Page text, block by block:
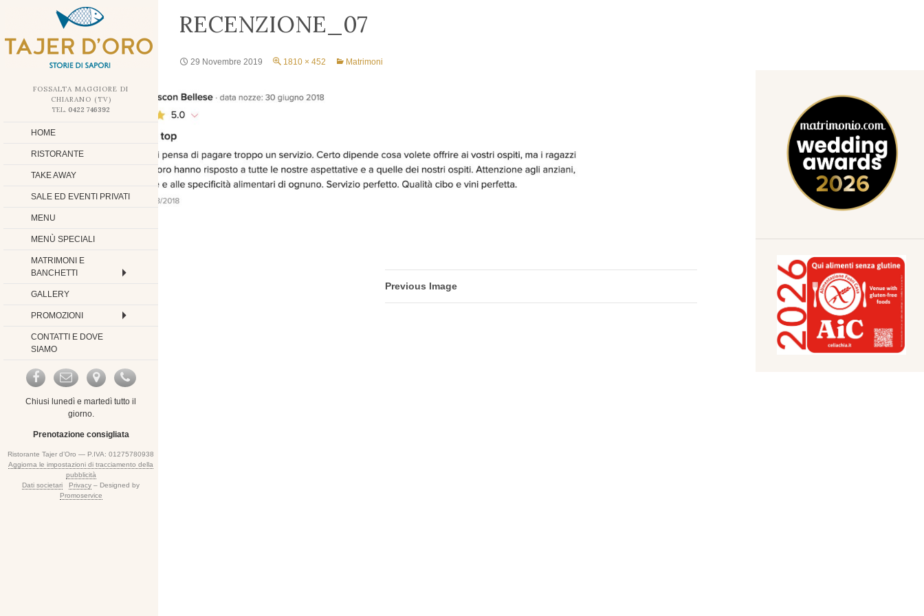
RECENZIONE_07
29 Novembre 2019 1810 × 452 Matrimoni
Previous Image
FOSSALTA MAGGIORE DI
CHIARANO ( TV)
TEL. 0422 746392
HOME
RISTORANTE
TAKE AWAY
SALE ED EVENTI PRIVATI
MENU
MENÙ SPECIALI
MATRIMONI E
BANCHETTI
GALLERY
PROMOZIONI
CONTATTI E DOVE
SIAMO
Chiusi lunedì e martedì tutto il
giorno.
Prenotazione consigliata
Ristorante Tajer d’Oro — P.IVA: 01275780938
Aggiorna le impostazioni di tracciamento della
pubblicità
Dati societari
Privacy – Designed by
Promoservice